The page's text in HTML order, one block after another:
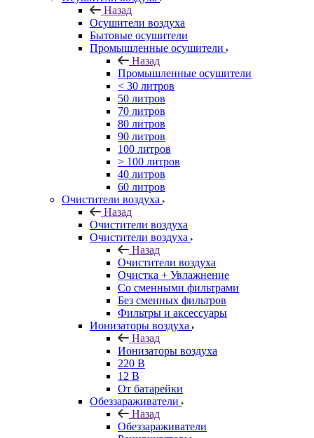
Назад
Осушители воздуха
Бытовые осушители
Промышленные осушители
Назад
Промышленные осушители
< 30 литров
50 литров
70 литров
80 литров
90 литров
100 литров
> 100 литров
40 литров
60 литров
Очистители воздуха
Назад
Очистители воздуха
Очистители воздуха
Назад
Очистители воздуха
Очистка + Увлажнение
Cо сменными фильтрами
Без сменных фильтров
Фильтры и аксессуары
Ионизаторы воздуха
Назад
Ионизаторы воздуха
220 В
12 В
От батарейки
Обеззараживатели
Назад
Обеззараживатели